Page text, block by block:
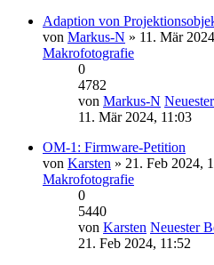
Adaption von
von Markus-N » 11. Mär
Makrofotografie
0
4782
von Markus-N
11. Mär 2024, 11:03
OM-1: Firmware-Petition
von Karsten » 21. Feb 2024,
Makrofotografie
0
5440
von Karsten Neuester
21. Feb 2024, 11:52